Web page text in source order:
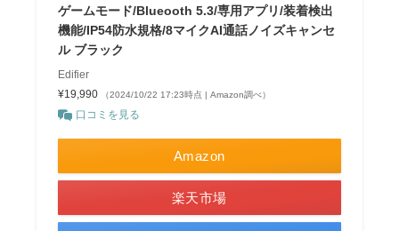
ゲームモード/Blueooth 5.3/専用アプリ/装着検出
機能/IP54防水規格/8マイクAI通話ノイズキャンセ
ル ブラック
Edifier
¥19,990
（2024/10/22 17:23時点 | Amazon調べ）
口コミを見る
Amazon
楽天市場